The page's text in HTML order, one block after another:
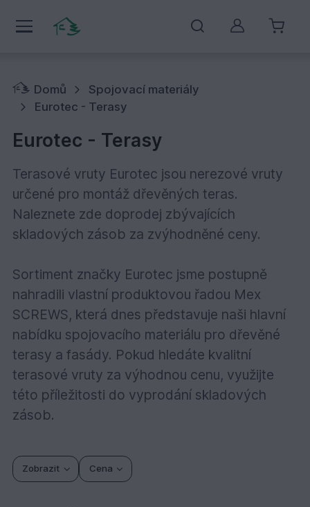
Můj účet
Domů
Spojovací materiály
Eurotec - Terasy
Eurotec - Terasy
Terasové vruty Eurotec jsou nerezové vruty
určené pro montáž dřevěných teras.
Naleznete zde doprodej zbývajících
skladových zásob za zvýhodněné ceny.
Sortiment značky Eurotec jsme postupně
nahradili vlastní produktovou řadou Mex
SCREWS, která dnes představuje naši hlavní
nabídku spojovacího materiálu pro dřevěné
terasy a fasády. Pokud hledáte kvalitní
terasové vruty za výhodnou cenu, využijte
této příležitosti do vyprodání skladových
zásob.
Zobrazit Cena